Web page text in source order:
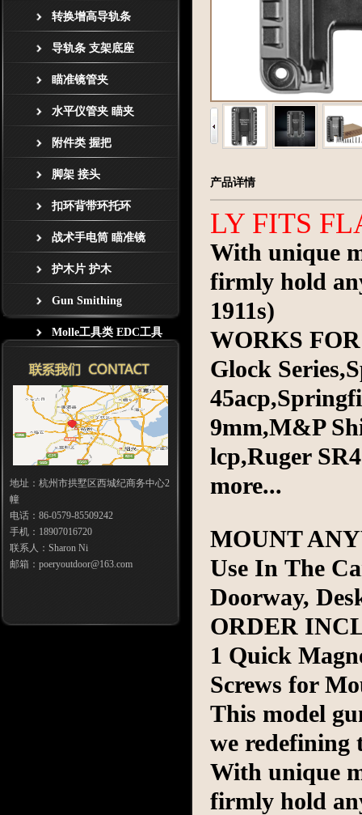
转换增高导轨条
导轨条 支架底座
瞄准镜管夹
水平仪管夹 瞄夹
附件类 握把
脚架 接头
扣环背带环托环
战术手电筒 瞄准镜
护木片 护木
Gun Smithing
Molle工具类 EDC工具
地址：杭州市拱墅区西城纪商务中心2
幢
电话：86-0579-85509242
手机：18907016720
联系人：Sharon Ni
邮箱：poeryoutdoor@163.com
产品详情
LY FITS
With unique
firmly hold
1911s)
WORKS
Glock
9mm,M&P
lcp,Ruger
more...
MOUNT
Use In The
Doorway,
ORDER
1 Quick
Screws for
This model
we redefining
With unique
firmly hold